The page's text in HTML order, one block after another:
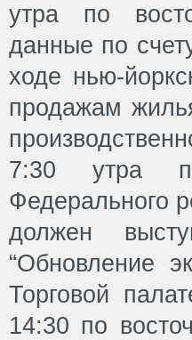
утра по
данные по
ходе нью-
продажам
7:30 утра
Федерального
должен
“Обновление
Торговой
14:30 по